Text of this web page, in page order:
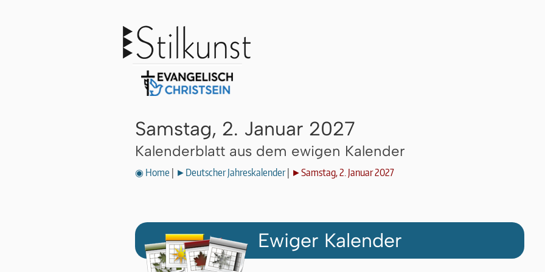
Samstag, 2. Januar 2027
Kalenderblatt aus dem ewigen Kalender
◉ Home ►Deutscher Jahreskalender| ►Samstag, 2. Januar 2027
Ewiger Kalender